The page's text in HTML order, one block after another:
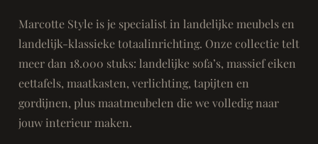
Marcotte Style is je specialist in landelijke meubels en
landelijk-klassieke totaalinrichting. Onze collectie telt
meer dan 18.000 stuks: landelijke sofa’s, massief eiken
eettafels, maatkasten, verlichting, tapijten en
gordijnen, plus maatmeubelen die we volledig naar
jouw interieur maken.